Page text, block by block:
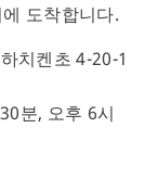
도착합니다.
치켄초 4-20-1
분, 오후 6시